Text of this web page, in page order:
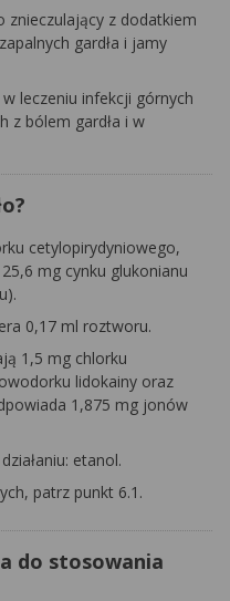
znieczulający z dodatkiem
gardła i jamy
leczeniu infekcji górnych
z bólem gardła i w
cetylopirydyniowego,
mg cynku glukonianu
0,17 ml roztworu.
1,5 mg chlorku
lidokainy oraz
1,875 mg jonów
etanol.
patrz punkt 6.1.
do stosowania